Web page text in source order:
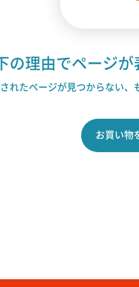
の理由でページ
れたページが見つからない、
お買い物